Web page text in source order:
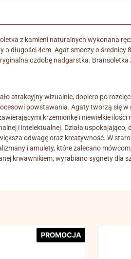
z kamieni naturalnych wykonana
długości 4cm. Agat smoczy o
ozdobę nadgarstka.
atrakcyjny wizualnie, dopiero po
powstawania. Agaty tworzą się
krzemionkę i niewielkie
i intelektualnej. Działa
odwagę oraz kreatywność. W
i amulety, które zalecano
krwawnikiem, wyrabiano sygnety dla
PROMOCJA